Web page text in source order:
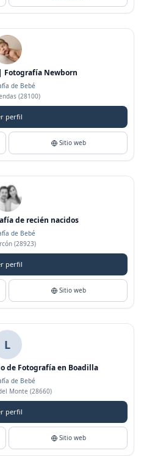
Fotografía Newborn
de Bebé
(28100)
perfil
Sitio web
de recién nacidos
de Bebé
(28923)
perfil
Sitio web
L
de Fotografía en Boadilla
de Bebé
Monte (28660)
perfil
Sitio web